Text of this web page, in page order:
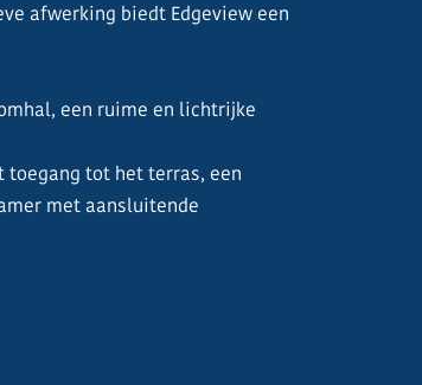
afwerking biedt Edgeview een
een ruime en lichtrijke
toegang tot het terras, een
met aansluitende